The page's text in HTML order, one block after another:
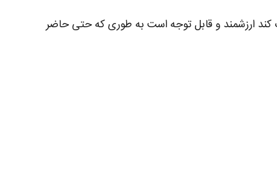
کند ارزشمند و قابل توجه است به طوری که حتی حاضر